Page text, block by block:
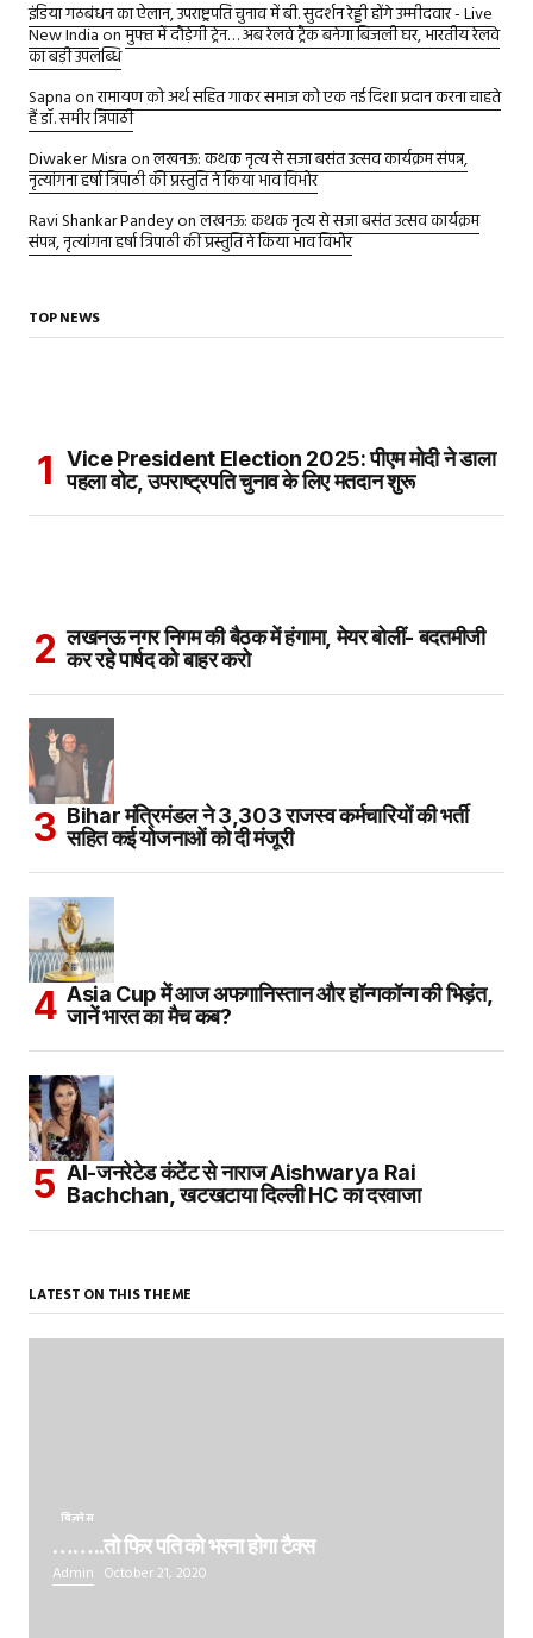
इंडिया गठबंधन का ऐलान, उपराष्ट्रपति चुनाव में बी. सुदर्शन रेड्डी होंगे उम्मीदवार - Live
New Indiaonमुफ्त में दौड़ेगी ट्रेन… अब रेलवे ट्रैक बनेगा बिजली घर, भारतीय रेलवे
का बड़ी उपलब्धि
Sapnaonरामायण को अर्थ सहित गाकर समाज को एक नई दिशा प्रदान करना चाहते
हैं डॉ. समीर त्रिपाठी
Diwaker Misraonलखनऊ: कथक नृत्य से सजा बसंत उत्सव कार्यक्रम संपन्न,
नृत्यांगना हर्षा त्रिपाठी की प्रस्तुति ने किया भाव विभोर
Ravi Shankar Pandeyonलखनऊ: कथक नृत्य से सजा बसंत उत्सव कार्यक्रम
संपन्न, नृत्यांगना हर्षा त्रिपाठी की प्रस्तुति ने किया भाव विभोर
TOP NEWS
Vice President Election 2025: पीएम मोदी ने डाला
पहला वोट, उपराष्ट्रपति चुनाव के लिए मतदान शुरू
लखनऊ नगर निगम की बैठक में हंगामा, मेयर बोलीं- बदतमीजी
कर रहे पार्षद को बाहर करो
Bihar मंत्रिमंडल ने 3,303 राजस्व कर्मचारियों की भर्ती
सहित कई योजनाओं को दी मंजूरी
Asia Cup में आज अफगानिस्तान और हॉन्गकॉन्ग की भिड़ंत,
जानें भारत का मैच कब?
AI-जनरेटेड कंटेंट से नाराज Aishwarya Rai
Bachchan, खटखटाया दिल्ली HC का दरवाजा
LATEST ON THIS THEME
बिज़नेस
……..तो फिर पति को भरना होगा टैक्स
Admin October 21, 2020